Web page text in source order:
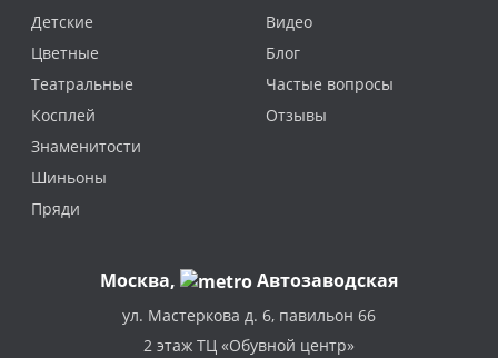
Детские
Цветные
Театральные
Косплей
Знаменитости
Шиньоны
Пряди
Видео
Блог
Частые вопросы
Отзывы
Москва, Автозаводская
ул. Мастеркова д. 6, павильон 66
2 этаж ТЦ «Обувной центр»